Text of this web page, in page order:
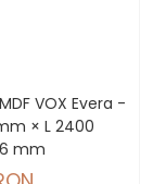
VOX Evera -
× L 2400
mm